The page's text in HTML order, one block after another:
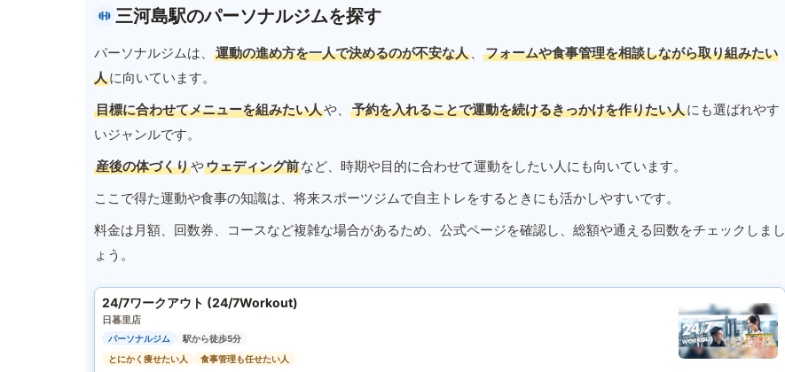
三河島駅のパーソナルジムを探す
パーソナルジムは、 運動の進め方を一人で決めるのが不安な人 、
フォームや食事管理を相談しながら取り組みたい
人に向いています。
目標に合わせてメニューを組みたい人や、 予約を入れることで運動を続けるきっかけを作りたい人にも選ばれやす
いジャンルです。
産後の体づくりやウェディング前など、時期や目的に合わせて運動をしたい人にも向いています。
ここで得た運動や食事の知識は、将来スポーツジムで自主トレをするときにも活かしやすいです。
料金は月額、回数券、コースなど複雑な場合があるため、公式ページを確認し、総額や通える回数をチェックしまし
ょう。
24/7ワークアウト (24/7Workout)
日暮里店
パーソナルジム
駅から徒歩5分
とにかく痩せたい人
食事管理も任せたい人